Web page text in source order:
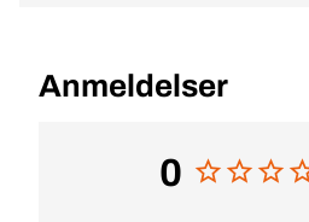
Anmeldelser
0